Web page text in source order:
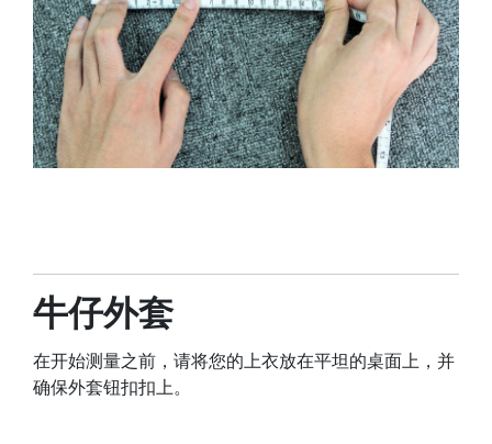
牛仔外套
在开始测量之前，请将您的上衣放在平坦的桌面上，并
确保外套钮扣扣上。